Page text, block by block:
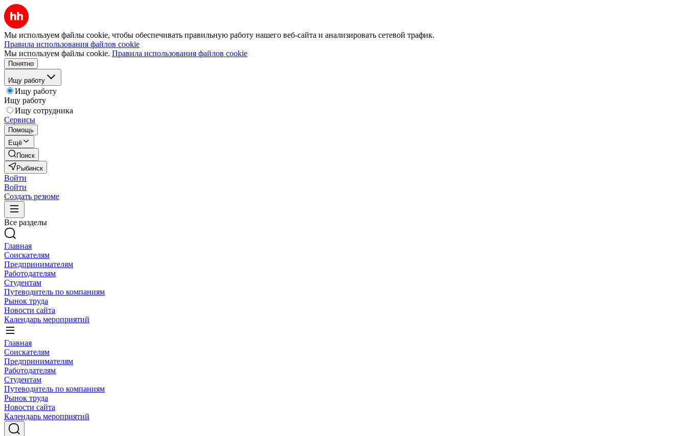
Мы используем файлы cookie, чтобы обеспечивать правильную работу нашего веб-сайта и анализировать сетевой трафик.
Правила использования файлов cookie
Мы используем файлы cookie. Правила использования файлов cookie
Понятно
Ищу работу
Ищу работу
Ищу работу
Ищу сотрудника
Сервисы
Помощь
Ещё
Поиск
Рыбинск
Войти
Войти
Создать резюме
Все разделы
Главная
Соискателям
Предпринимателям
Работодателям
Студентам
Путеводитель по компаниям
Рынок труда
Новости сайта
Календарь мероприятий
Главная
Соискателям
Предпринимателям
Работодателям
Студентам
Путеводитель по компаниям
Рынок труда
Новости сайта
Календарь мероприятий